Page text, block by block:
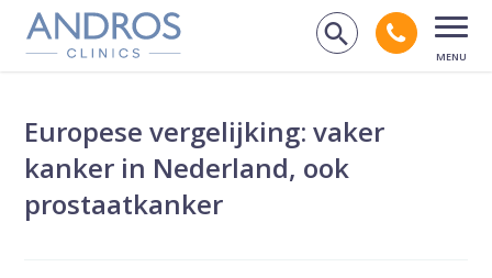
Navigatie overslaan
Zoek op
Bel
Europese vergelijking: vaker
kanker in Nederland, ook
prostaatkanker